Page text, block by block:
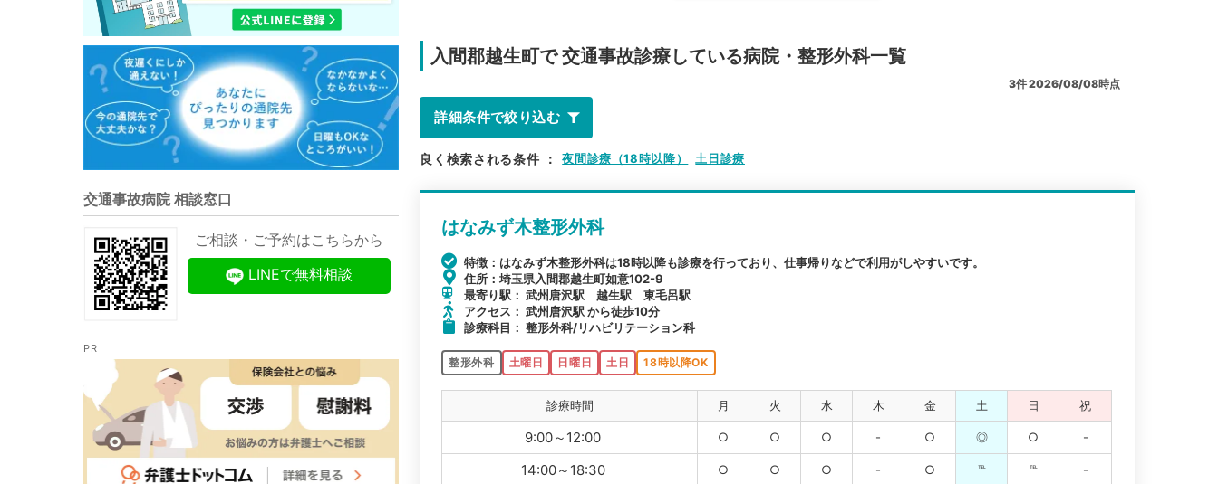
交通事故病院 相談窓口
ご相談・ご予約はこちらから
LINEで無料相談
入間郡越生町で 交通事故診療している病院・整形外科一覧
3件2026/08/08時点
詳細条件で絞り込む
良く検索される条件 ： 夜間診療（18時以降） 土日診療
はなみず木整形外科
特徴：はなみず木整形外科は18時以降も診療を行っており、仕事帰りなどで利用がしやすいです。
住所：埼玉県入間郡越生町如意102-9
最寄り駅： 武州唐沢駅 越生駅 東毛呂駅
アクセス： 武州唐沢駅 から徒歩10分
診療科目： 整形外科/リハビリテーション科
整形外科 土曜日 日曜日 土日 18時以降OK
診療時間 月 火 水 木 金 土 日 祝
9:00～12:00 ○ ○ ○ - ○ ◎ ○ -
14:00～18:30 ○ ○ ○ - ○ ℡ ℡ -